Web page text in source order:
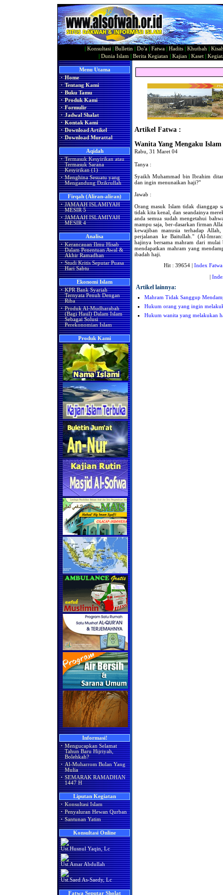
Konsultasi Bulletin Do'a Fatwa Hadits Khutbah
Dunia Islam Berita Kegiatan Kajian Kaset|
Menu Utama
· Home
· Tentang Kami
· Buku Tamu
· Produk Kami
· Formulir
· Jadwal Shalat
· Kontak Kami
· Download Artikel
· Download Murattal
Aqidah
· Termasuk Kesyirikan atau
Termasuk Sarana
Kesyirikan (1)
· Menghina Sesuatu yang
Mengandung Dzikrullah
Firqah (Aliran-aliran)
· JAMAAH ISLAMIYAH
MESIR 5
· JAMAAH ISLAMIYAH
MESIR 4
Analisa
· Kerancauan Ilmu Hisab
Dalam Penentuan Awal &
Akhir Ramadhan
· Studi Kritis Seputar Puasa
Hari Sabtu
Ekonomi Islam
· KPR Bank Syariah
Ternyata Penuh Dengan
Riba
· Produk Al-Mudharabah
(Bagi Hasil) Dalam Islam
Sebagai Solusi
Perekonomian Islam
Produk Kami
Informasi!
· Mengucapkan Selamat
Tahun Baru Hijriyah,
Bolehkah?
· Al-Muharrom Bulan Yang
Mulia
· SEMARAK RAMADHAN
1447 H
Liputan Kegiatan
· Konsultasi Islam
· Penyaluran Hewan Qurban
· Santunan Yatim
Konsultasi Online
Ust.Husnul Yaqin, Lc
Ust.Amar Abdullah
Ust.Saed As-Saedy, Lc
Fatwa Seputar Sholat
Artikel Fatwa :
Wanita Yang Mengaku
Rabu, 31 Maret 04
Tanya :
Syaikh Muhammad bin Ibrahim
dan ingin menunaikan haji?"
Jawab :
Orang masuk Islam tidak dianggap
tidak kita kenal, dan seandainya
anda semua sudah mengetahui
mampu saja, ber-dasarkan firman
kewajiban manusia terhadap
perjalanan ke Baitullah." (Al-
hajinya bersama mahram dari
mendapatkan mahram yang
ibadah haji.
Hit : 39654 | Index Fatwa
|
Artikel lainnya:
Mahram Tidak Sanggup
Hukum orang yang ingin
Hukum wanita yang melakukan